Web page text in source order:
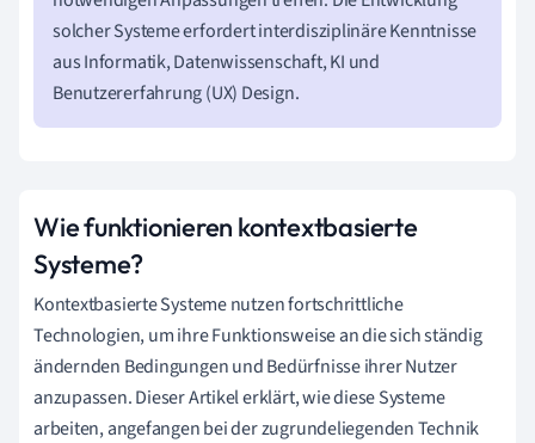
solcher Systeme erfordert interdisziplinäre Kenntnisse
aus Informatik, Datenwissenschaft, KI und
Benutzererfahrung (UX) Design.
Wie funktionieren kontextbasierte
Systeme?
Kontextbasierte Systeme nutzen fortschrittliche
Technologien, um ihre Funktionsweise an die sich ständig
ändernden Bedingungen und Bedürfnisse ihrer Nutzer
anzupassen. Dieser Artikel erklärt, wie diese Systeme
arbeiten, angefangen bei der zugrundeliegenden Technik